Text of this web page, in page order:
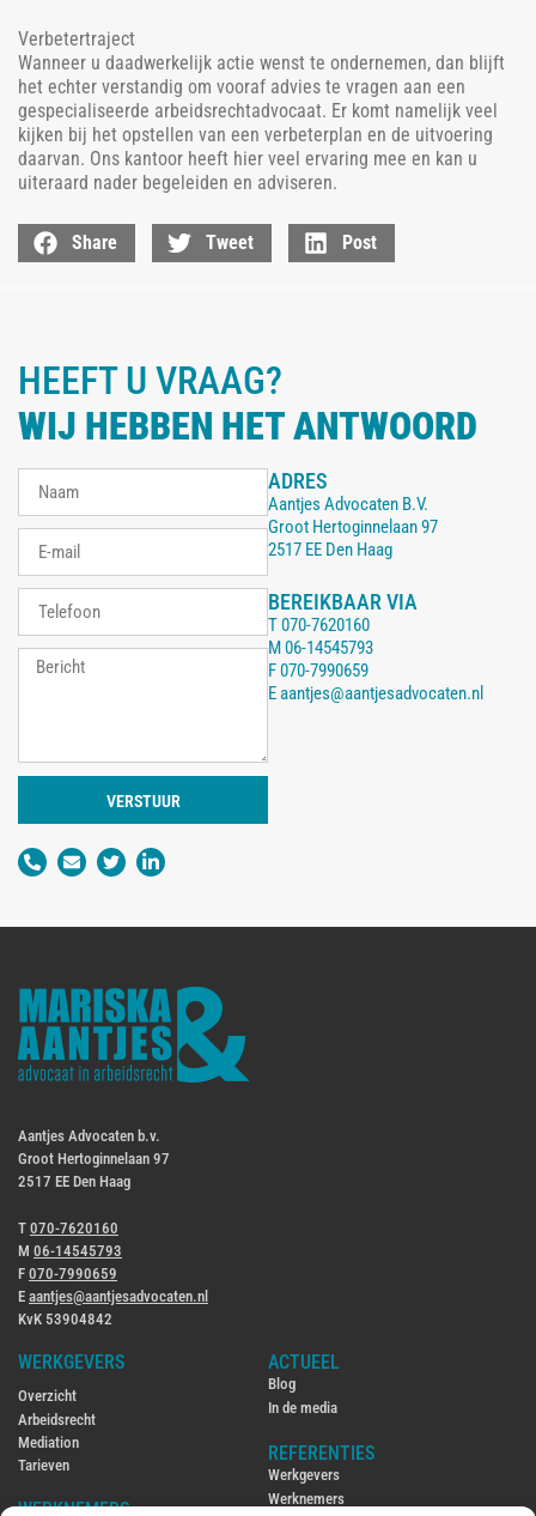
Verbetertraject
Wanneer u daadwerkelijk actie wenst te ondernemen, dan blijft
het echter verstandig om vooraf advies te vragen aan een
gespecialiseerde arbeidsrechtadvocaat. Er komt namelijk veel
kijken bij het opstellen van een verbeterplan en de uitvoering
daarvan. Ons kantoor heeft hier veel ervaring mee en kan u
uiteraard nader begeleiden en adviseren.
Share Tweet Post
HEEFT U VRAAG?
WIJ HEBBEN HET ANTWOORD
VERSTUUR
ADRES
Aantjes Advocaten B.V.
Groot Hertoginnelaan 97
2517 EE Den Haag
BEREIKBAAR VIA
T070-7620160
M06-14545793
F070-7990659
Eaantjes@aantjesadvocaten.nl
Aantjes Advocaten b.v.
Groot Hertoginnelaan 97
2517 EE Den Haag
T 070-7620160
M 06-14545793
F 070-7990659
E aantjes@aantjesadvocaten.nl
KvK 53904842
WERKGEVERS
Overzicht
Arbeidsrecht
Mediation
Tarieven
WERKNEMERS
ACTUEEL
Blog
In de media
REFERENTIES
Werkgevers
Werknemers